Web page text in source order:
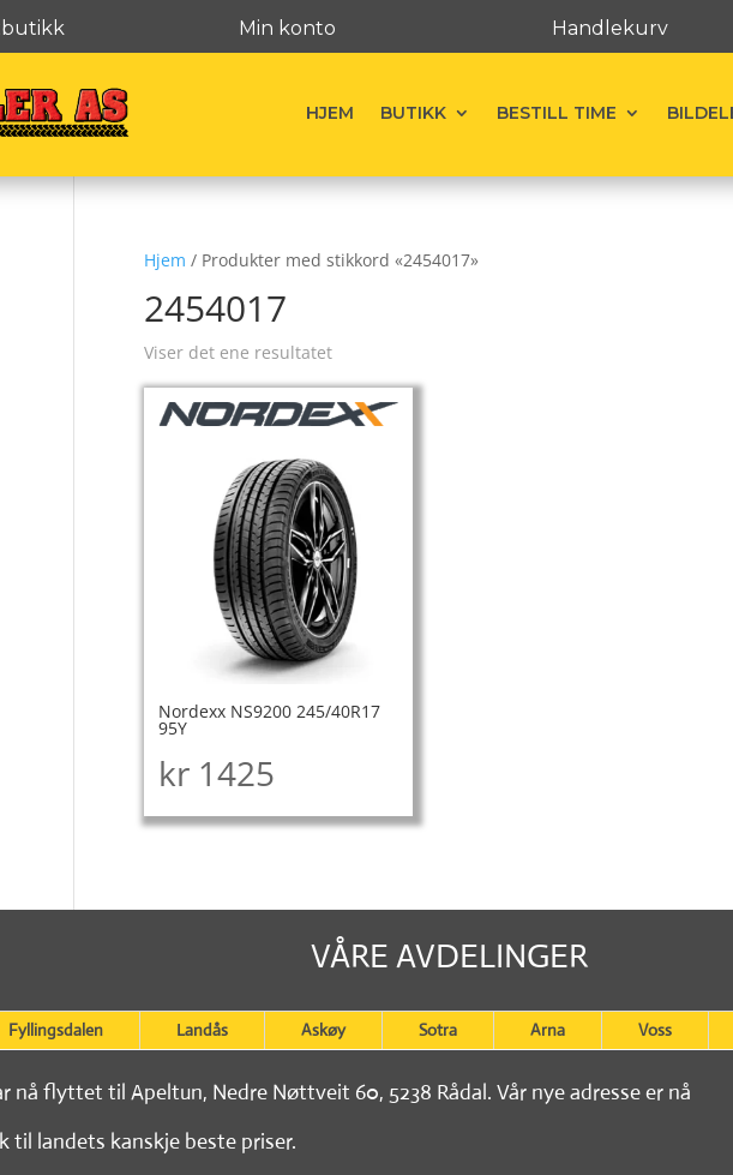
Min konto Handlekurv
HJEM BUTIKK BESTILL TIME
Hjem / Produkter med stikkord «2454017»
2454017
Viser det ene resultatet
Nordexx NS9200 245/40R17
95Y
kr1425
VÅRE AVDELINGER
Fyllingsdalen Landås Askøy Sotra Arna Voss
nå flyttet til Apeltun, Nedre Nøttveit 60, 5238 Rådal. Vår nye adresse er nå
til landets kanskje beste priser.